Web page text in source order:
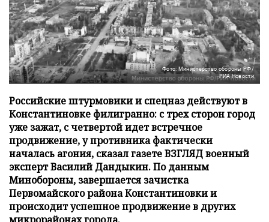
Фото: Министерство обороны РФ/
РИА Новости
Российские штурмовики и спецназ действуют в
Константиновке филигранно: с трех сторон город
уже зажат, с четвертой идет встречное
продвижение, у противника фактически
началась агония, сказал газете ВЗГЛЯД военный
эксперт Василий Дандыкин. По данным
Минобороны, завершается зачистка
Первомайского района Константиновки и
происходит успешное продвижение в других